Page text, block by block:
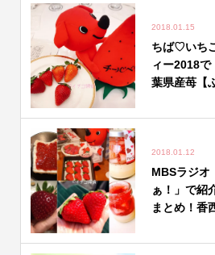
2018.01.15
ちば♡いち
ィー2018で
葉県産苺【
2018.01.12
MBSラジオ
ぁ！」で紹
まとめ！香